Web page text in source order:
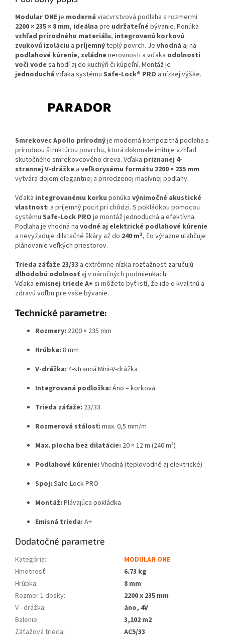
Modular ONEje moderná viacvrstvová podlaha s rozmermi
2200 × 235 × 8 mm, ideálna pre udržateľné bývanie. Ponúka
vzhľad prírodného materiálu, integrovanú korkovú
zvukovú izoláciu a príjemnýteplý povrch. Je vhodná aj na
podlahové kúrenie, zvládne nerovnosti a vďaka odolnosti
voči vode sa hodí aj do kuchýň či kúpeľní. Montáž je
jednoduchá vďaka systému Safe-Lock® PRO a nízkej výške.
Smrekovec Apollo prírodnýje moderná kompozitná podlaha s
prírodnou štruktúrou povrchu, ktorá dokonale imituje vzhľad
skutočného smrekovcového dreva. Vďaka priznanej 4-
strannej V-drážke a veľkorysému formátu 2200 × 235 mm
vytvára dojem elegantnej a prirodzenej masívnej podlahy.
Vďaka integrovanému korku ponúka výnimočné akustické
vlastnosti a príjemný pocit pri chôdzi. S pokládkou pomocou
systému Safe-Lock PRO je montáž jednoduchá a efektívna.
Podlaha je vhodná na vodné aj elektrické podlahové kúrenie
a nevyžaduje dilatačné škáry až do 240 m², čo výrazne uľahčuje
plánovanie veľkých priestorov.
Trieda záťaže 23/33 a extrémne nízka rozťažnosť zaručujú
dlhodobú odolnosť aj v náročných podmienkach.
Vďaka emisnej triede A+ si môžete byť istí, že ide o kvalitnú a
zdravú voľbu pre vaše bývanie.
Technické parametre:
Rozmery: 2200 × 235 mm
Hrúbka: 8 mm
V-drážka: 4-stranná Mini-V-drážka
Integrovaná podložka: Áno – korková
Trieda záťaže: 23/33
Rozmerová stálosť: max. 0,5 mm/m
Max. plocha bez dilatácie: 20 × 12 m (240 m²)
Podlahové kúrenie: Vhodná (teplovodné aj elektrické)
Spoj: Safe-Lock PRO
Montáž: Plávajúca pokládka
Emisná trieda: A+
Dodatočné parametre
Kategória:
MODULAR ONE
Hmotnosť:
6.73 kg
Hrúbka:
8 mm
Rozmer 1 dosky:
2200 x 235 mm
V - drážka:
áno, 4V
Balenie:
3,102 m2
Záťažová trieda:
AC5/33